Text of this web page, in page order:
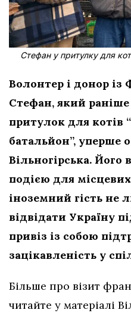
Стефан у притулку для
Волонтер і донор із
Стефан, який
притулок для котів
батальйон”, уперше
Вільногірська. Його
подією для
іноземний гість не
відвідати Україну
привіз із собою
зацікавленість у
Більше про візит
читайте у матеріалі